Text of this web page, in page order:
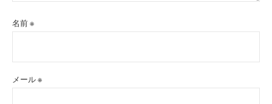
名前※
メール※